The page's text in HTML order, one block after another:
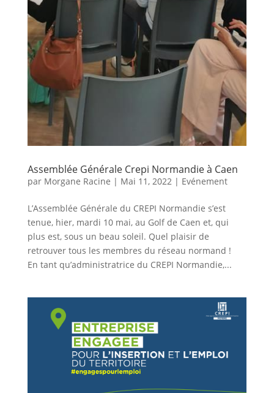
Assemblée Générale Crepi Normandie à Caen
par Morgane Racine | Mai 11, 2022| Evénement
L’Assemblée Générale du CREPI Normandie s’est
tenue, hier, mardi 10 mai, au Golf de Caen et, qui
plus est, sous un beau soleil. Quel plaisir de
retrouver tous les membres du réseau normand !
En tant qu’administratrice du CREPI Normandie,...